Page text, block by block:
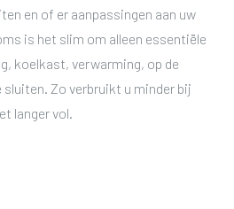
en of er aanpassingen aan uw
is het slim om alleen essentiële
koelkast, verwarming, op de
Zo verbruikt u minder bij
langer vol.